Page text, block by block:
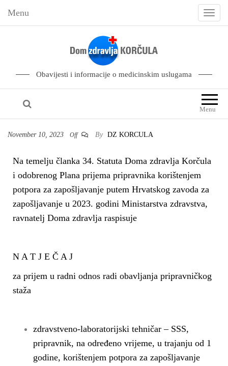
Menu
T
l
e
n
g
Obavijesti i informacije o medicinskim uslugama
Menu
November 10, 2023 Off By DZ KORCULA
Na temelju članka 34. Statuta Doma zdravlja Korčula
i odobrenog Plana prijema pripravnika korištenjem
potpora za zapošljavanje putem Hrvatskog zavoda za
zapošljavanje u 2023. godini Ministarstva zdravstva,
ravnatelj Doma zdravlja raspisuje
N A T J E Č A J
za prijem u radni odnos radi obavljanja pripravničkog
staža
zdravstveno-laboratorijski tehničar – SSS,
pripravnik, na određeno vrijeme, u trajanju od 1
godine, korištenjem potpora za zapošljavanje